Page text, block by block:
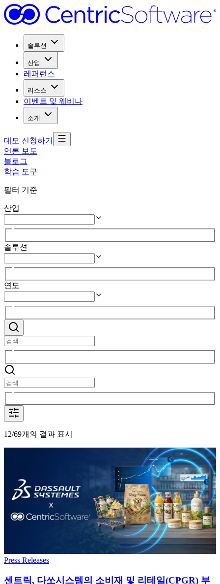
솔루션
산업
레퍼런스
리소스
이벤트 및 웨비나
소개
데모 신청하기
언론 보도
블로그
학습 도구
필터 기준
산업
솔루션
연도
12/69개의 결과 표시
Press Releases
센트릭, 다쏘시스템의 소비재 및 리테일(CPGR) 부